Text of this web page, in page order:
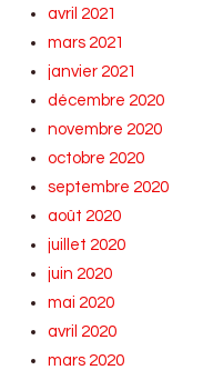
avril 2021
mars 2021
janvier 2021
décembre 2020
novembre 2020
octobre 2020
septembre 2020
août 2020
juillet 2020
juin 2020
mai 2020
avril 2020
mars 2020